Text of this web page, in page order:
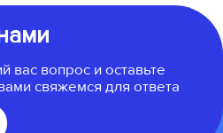
вас вопрос и оставьте
свяжемся для ответа